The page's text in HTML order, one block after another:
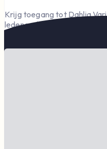
Krijg toegang tot Dahlia
ledengedeelte — en steun de